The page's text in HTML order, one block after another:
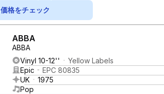
価格をチェック
ABBA
ABBA
Vinyl 10-12''
Yellow Labels
Epic
EPC 80835
UK
1975
Pop